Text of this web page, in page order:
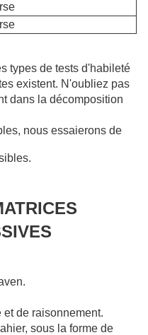
types de tests d'habileté
existent. N'oubliez pas
dans la décomposition
nous essaierons de
de raisonnement.
sous la forme de